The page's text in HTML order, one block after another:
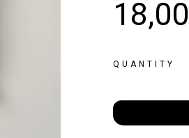
QUANTITY